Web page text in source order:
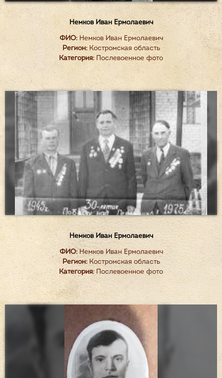
Немков Иван Ермолаевич
ФИО:Немков Иван Ермолаевич
Регион:Костромская область
Категория: Послевоенное фото
Немков Иван Ермолаевич
ФИО:Немков Иван Ермолаевич
Регион:Костромская область
Категория:Послевоенное фото